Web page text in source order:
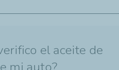
práctica, rápida y
el aceite de